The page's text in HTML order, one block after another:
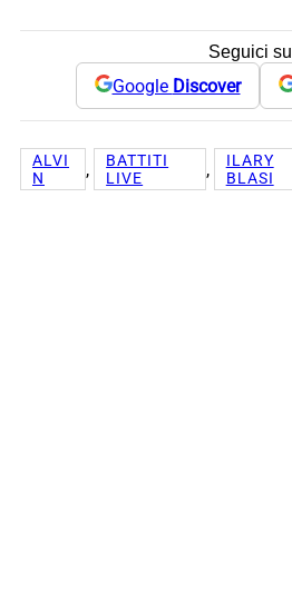
Seguici su
Google Discover
ALVI
N
,
BATTITI
LIVE
,
ILARY
BLASI